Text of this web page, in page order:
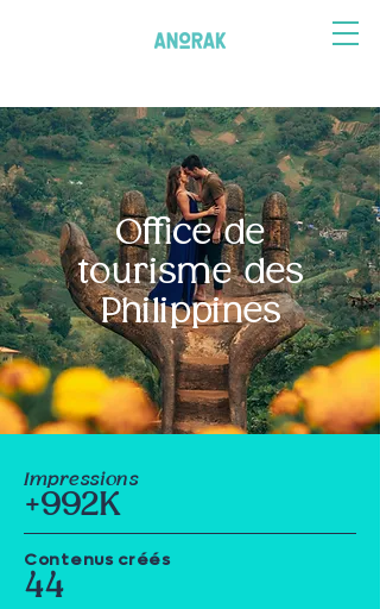
Office de
tourisme des
Philippines
Impressions
+992K
Contenus créés
44